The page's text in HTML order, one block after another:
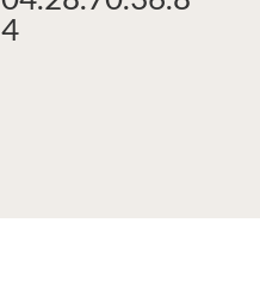
4